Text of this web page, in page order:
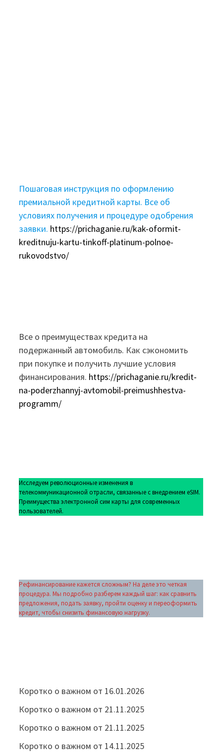
Пошаговая инструкция по оформлению
премиальной кредитной карты. Все об
условиях получения и процедуре одобрения
заявки. https://prichaganie.ru/kak-oformit-
kreditnuju-kartu-tinkoff-platinum-polnoe-
rukovodstvo/
Все о преимуществах кредита на
подержанный автомобиль. Как сэкономить
при покупке и получить лучшие условия
финансирования. https://prichaganie.ru/kredit-
na-poderzhannyj-avtomobil-preimushhestva-
programm/
Исследуем революционные изменения в
телекоммуникационной отрасли, связанные с внедрением eSIM.
Преимущества электронной сим карты для современных
пользователей.
Рефинансирование кажется сложным? На деле это четкая
процедура. Мы подробно разберем каждый шаг: как сравнить
предложения, подать заявку, пройти оценку и переоформить
кредит, чтобы снизить финансовую нагрузку.
Коротко о важном от 16.01.2026
Коротко о важном от 21.11.2025
Коротко о важном от 21.11.2025
Коротко о важном от 14.11.2025